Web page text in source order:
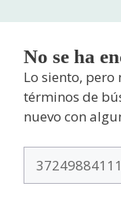
No se ha
Lo siento, pero
términos de
nuevo con